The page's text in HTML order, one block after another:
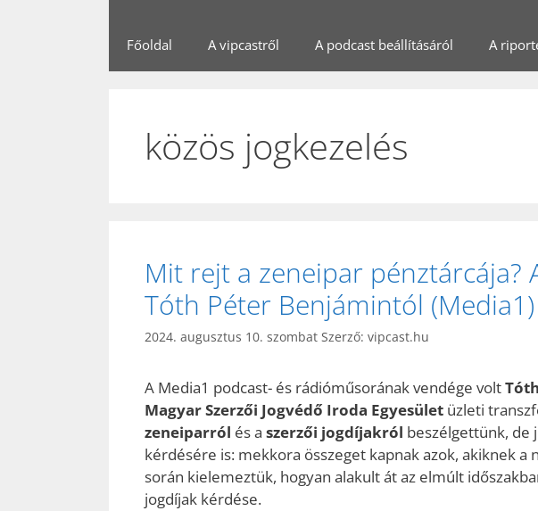
Főoldal A vipcastről A podcast beállításáról A
közös jogkezelés
Mit rejt a zeneipar pénztárcája?
Tóth Péter Benjámintól (Media1)
2024. augusztus 10. szombat Szerző: vipcast.hu
A Media1 podcast- és rádióműsorának vendége volt
Magyar Szerzői Jogvédő Iroda Egyesület üzleti
zeneiparról és a szerzői jogdíjakról beszélgettünk, de
kérdésére is: mekkora összeget kapnak azok, akiknek a
során kielemeztük, hogyan alakult át az elmúlt
jogdíjak kérdése.